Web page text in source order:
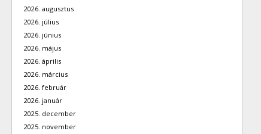
2026. augusztus
2026. július
2026. június
2026. május
2026. április
2026. március
2026. február
2026. január
2025. december
2025. november